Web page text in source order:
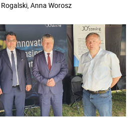
Anna Worosz